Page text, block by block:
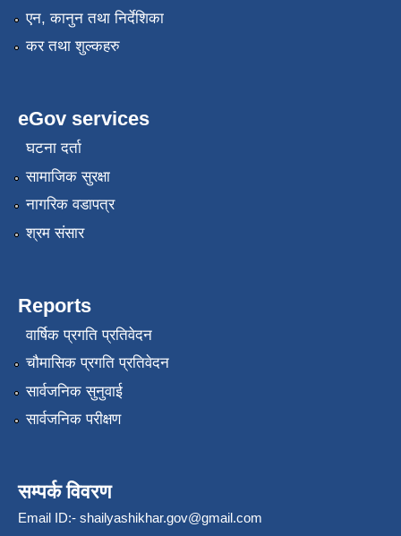
एन, कानुन तथा निर्देशिका
कर तथा शुल्कहरु
eGov services
घटना दर्ता
सामाजिक सुरक्षा
नागरिक वडापत्र
श्रम संसार
Reports
वार्षिक प्रगति प्रतिवेदन
चौमासिक प्रगति प्रतिवेदन
सार्वजनिक सुनुवाई
सार्वजनिक परीक्षण
सम्पर्क विवरण
Email ID:- shailyashikhar.gov@gmail.com